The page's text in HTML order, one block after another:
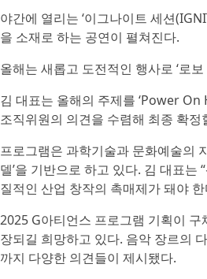
야간에 열리는 ‘이그나이트 세션
을 소재로 하는 공연이 펼쳐진다.
올해는 새롭고 도전적인 행사로 ‘로
김 대표는 올해의 주제를 ‘Power
조직위원의 의견을 수렴해 최종 확
프로그램은 과학기술과 문화예술의
델’을 기반으로 하고 있다. 김 대표
질적인 산업 창작의 촉매제가 돼야
2025 G아티언스 프로그램 기획이
장되길 희망하고 있다. 음악 장르의
까지 다양한 의견들이 제시됐다.